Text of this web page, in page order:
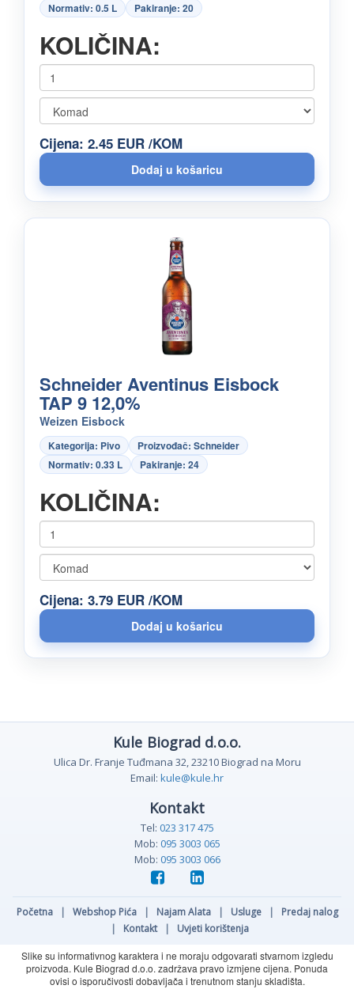
Normativ: 0.5 L
Pakiranje: 20
KOLIČINA:
Cijena: 2.45 EUR /KOM
Schneider Aventinus Eisbock
TAP 9 12,0%
Weizen Eisbock
Kategorija: Pivo
Proizvođač: Schneider
Normativ: 0.33 L
Pakiranje: 24
KOLIČINA:
Cijena: 3.79 EUR /KOM
Kule Biograd d.o.o.
Ulica Dr. Franje Tuđmana 32, 23210 Biograd na Moru
Email: kule@kule.hr
Kontakt
Tel: 023 317 475
Mob: 095 3003 065
Mob: 095 3003 066
Početna | Webshop Pića | Najam Alata | Usluge |
Predaj nalog
|
Kontakt |
Uvjeti korištenja
Slike su informativnog karaktera i ne moraju odgovarati stvarnom izgledu
proizvoda. Kule Biograd d.o.o. zadržava pravo izmjene cijena. Ponuda
ovisi o isporučivosti dobavljača i trenutnom stanju skladišta.